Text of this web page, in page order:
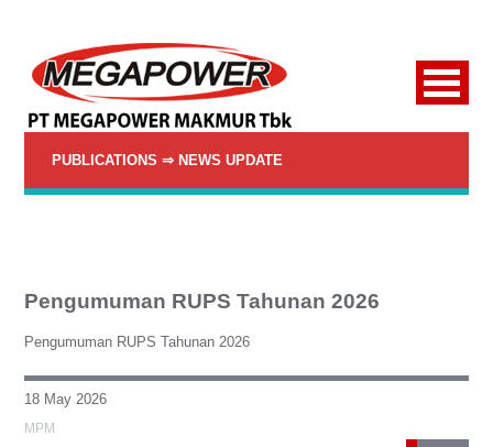
PUBLICATIONS ⇒ NEWS UPDATE
Pengumuman RUPS Tahunan 2026
Pengumuman RUPS Tahunan 2026
18 May 2026
MPM